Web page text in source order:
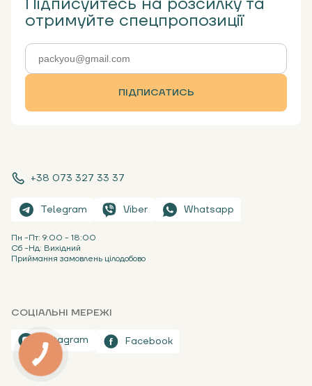
+38 073 327 33 37
Telegram Viber Whatsapp
Пн -Пт: 9:00 - 18:00
Сб -Нд: Вихідний
Приймання замовлень цілодобово
СОЦІАЛЬНІ МЕРЕЖІ
Instagram Facebook
отримуйте спецпропозиції
ПІДПИСАТИСЬ